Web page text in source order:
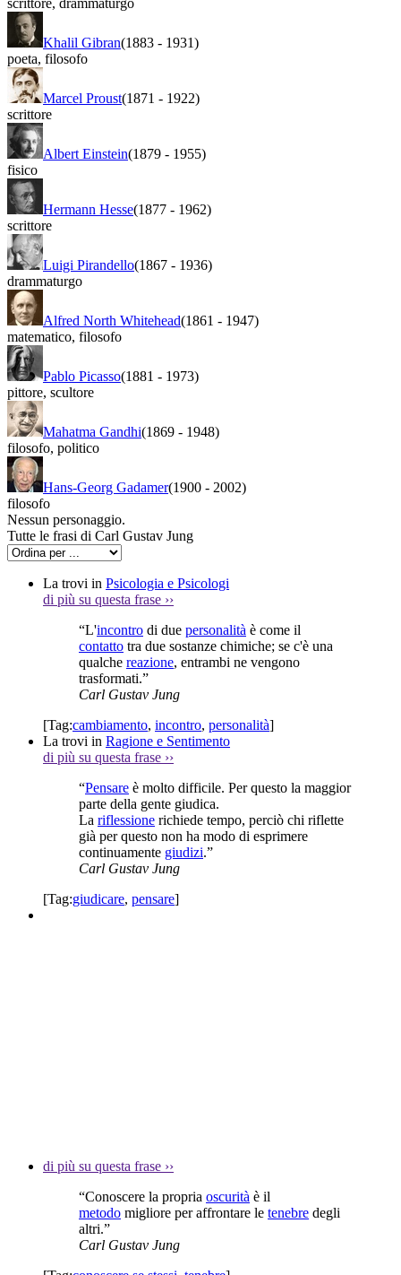
Khalil Gibran(1883 - 1931)
poeta, filosofo
Marcel Proust(1871 - 1922)
scrittore
Albert Einstein(1879 - 1955)
fisico
Hermann Hesse(1877 - 1962)
scrittore
Luigi Pirandello(1867 - 1936)
drammaturgo
Alfred North Whitehead(1861 - 1947)
matematico, filosofo
Pablo Picasso(1881 - 1973)
pittore, scultore
Mahatma Gandhi(1869 - 1948)
filosofo, politico
Hans-Georg Gadamer(1900 - 2002)
filosofo
Nessun personaggio.
Tutte le frasi di Carl Gustav Jung
La trovi in Psicologia e Psicologi
di più su questa frase ››
“L'incontro di due personalità è come il
contatto tra due sostanze chimiche; se c'è una
qualche reazione, entrambi ne vengono
trasformati.”
Carl Gustav Jung
[Tag:cambiamento, incontro, personalità]
La trovi in Ragione e Sentimento
di più su questa frase ››
“Pensare è molto difficile. Per questo la maggior
parte della gente giudica.
La riflessione richiede tempo, perciò chi riflette
già per questo non ha modo di esprimere
continuamente giudizi.”
Carl Gustav Jung
[Tag:giudicare, pensare]
di più su questa frase ››
“Conoscere la propria oscurità è il
metodo migliore per affrontare le tenebre degli
altri.”
Carl Gustav Jung